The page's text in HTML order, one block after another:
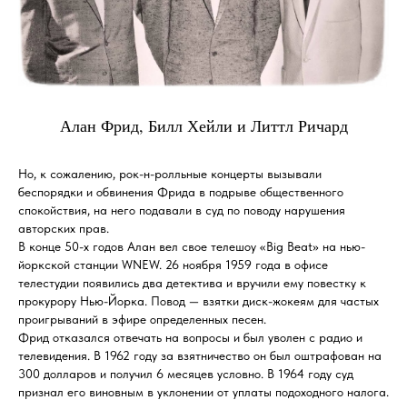
Алан Фрид, Билл Хейли и Литтл Ричард
Но, к сожалению, рок-н-ролльные концерты вызывали
беспорядки и обвинения Фрида в подрыве общественного
спокойствия, на него подавали в суд по поводу нарушения
авторских прав.
В конце 50-х годов Алан вел свое телешоу «Big Beat» на нью-
йоркской станции WNEW. 26 ноября 1959 года в офисе
телестудии появились два детектива и вручили ему повестку к
прокурору Нью-Йорка. Повод — взятки диск-жокеям для частых
проигрываний в эфире определенных песен.
Фрид отказался отвечать на вопросы и был уволен с радио и
телевидения. В 1962 году за взятничество он был оштрафован на
300 долларов и получил 6 месяцев условно. В 1964 году суд
признал его виновным в уклонении от уплаты подоходного налога.